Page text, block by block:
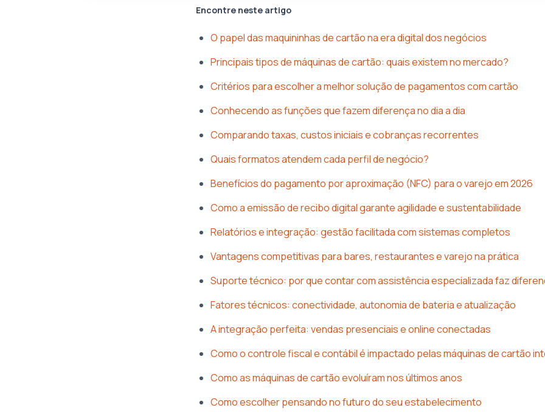
Encontre neste artigo
O papel das maquininhas de cartão na era digital dos negócios
Principais tipos de máquinas de cartão: quais existem no mercado?
Critérios para escolher a melhor solução de pagamentos com cartão
Conhecendo as funções que fazem diferença no dia a dia
Comparando taxas, custos iniciais e cobranças recorrentes
Quais formatos atendem cada perfil de negócio?
Benefícios do pagamento por aproximação (NFC) para o varejo em 2026
Como a emissão de recibo digital garante agilidade e sustentabilidade
Relatórios e integração: gestão facilitada com sistemas completos
Vantagens competitivas para bares, restaurantes e varejo na prática
Suporte técnico: por que contar com assistência especializada faz
Fatores técnicos: conectividade, autonomia de bateria e atualização
A integração perfeita: vendas presenciais e online conectadas
Como o controle fiscal e contábil é impactado pelas máquinas de cartão
Como as máquinas de cartão evoluíram nos últimos anos
Como escolher pensando no futuro do seu estabelecimento